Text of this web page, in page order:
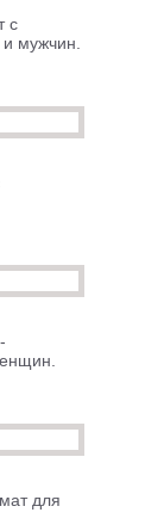
с
мужчин.
для